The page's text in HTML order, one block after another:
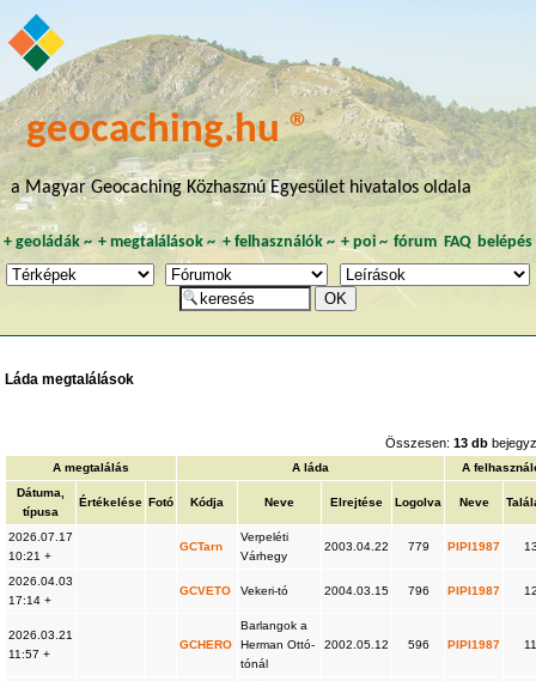
geocaching.hu ®
a Magyar Geocaching Közhasznú Egyesület hivatalos oldala
+ geoládák~ +megtalálások ~ + felhasználók~ + poi~ fórum FAQ belépés
Láda megtalálások
Összesen:13 db
A megtalálás A láda
A
Dátuma,
típusa
Értékelése Fotó Kódja Neve Elrejtése Logolva Neve
2026.07.17
10:21 +
GCTarn
Verpeléti
Várhegy
2003.04.22 779 PIPI1987
2026.04.03
17:14 +
GCVETO Vekeri-tó 2004.03.15 796 PIPI1987
2026.03.21
11:57 +
GCHERO
Barlangok a
Herman Ottó-
tónál
2002.05.12 596 PIPI1987